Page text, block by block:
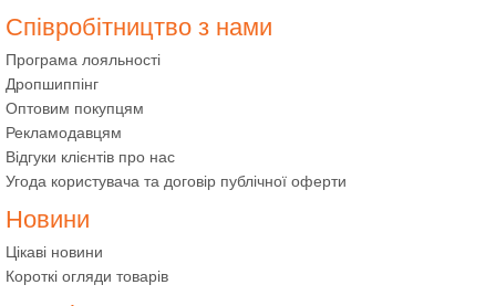
Співробітництво з нами
Програма лояльності
Дропшиппінг
Оптовим покупцям
Рекламодавцям
Відгуки клієнтів про нас
Угода користувача та договір публічної оферти
Новини
Цікаві новини
Короткі огляди товарів